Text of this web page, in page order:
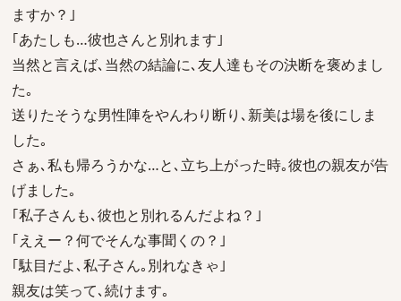
ますか？｣
｢あたしも…彼也さんと別れます｣
当然と言えば､当然の結論に､友人達もその決断を褒めまし
た｡
送りたそうな男性陣をやんわり断り､新美は場を後にしま
した｡
さぁ､私も帰ろうかな…と､立ち上がった時｡彼也の親友が告
げました｡
｢私子さんも､彼也と別れるんだよね？｣
｢ええー？何でそんな事聞くの？｣
｢駄目だよ､私子さん｡別れなきゃ｣
親友は笑って､続けます｡